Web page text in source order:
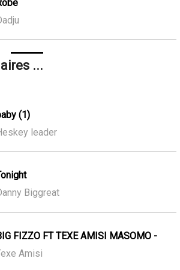
...
(1)
leader
Biggreat
FIZZO FT TEXE AMISI MASOMO -
Amisi